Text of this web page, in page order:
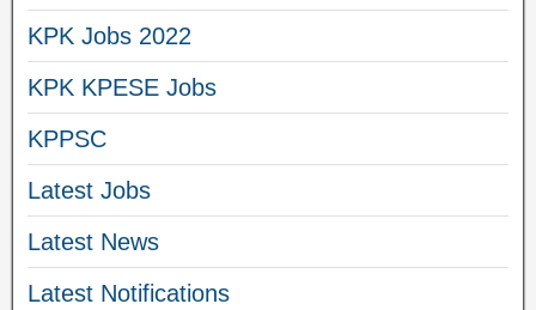
KPK Jobs 2022
KPK KPESE Jobs
KPPSC
Latest Jobs
Latest News
Latest Notifications